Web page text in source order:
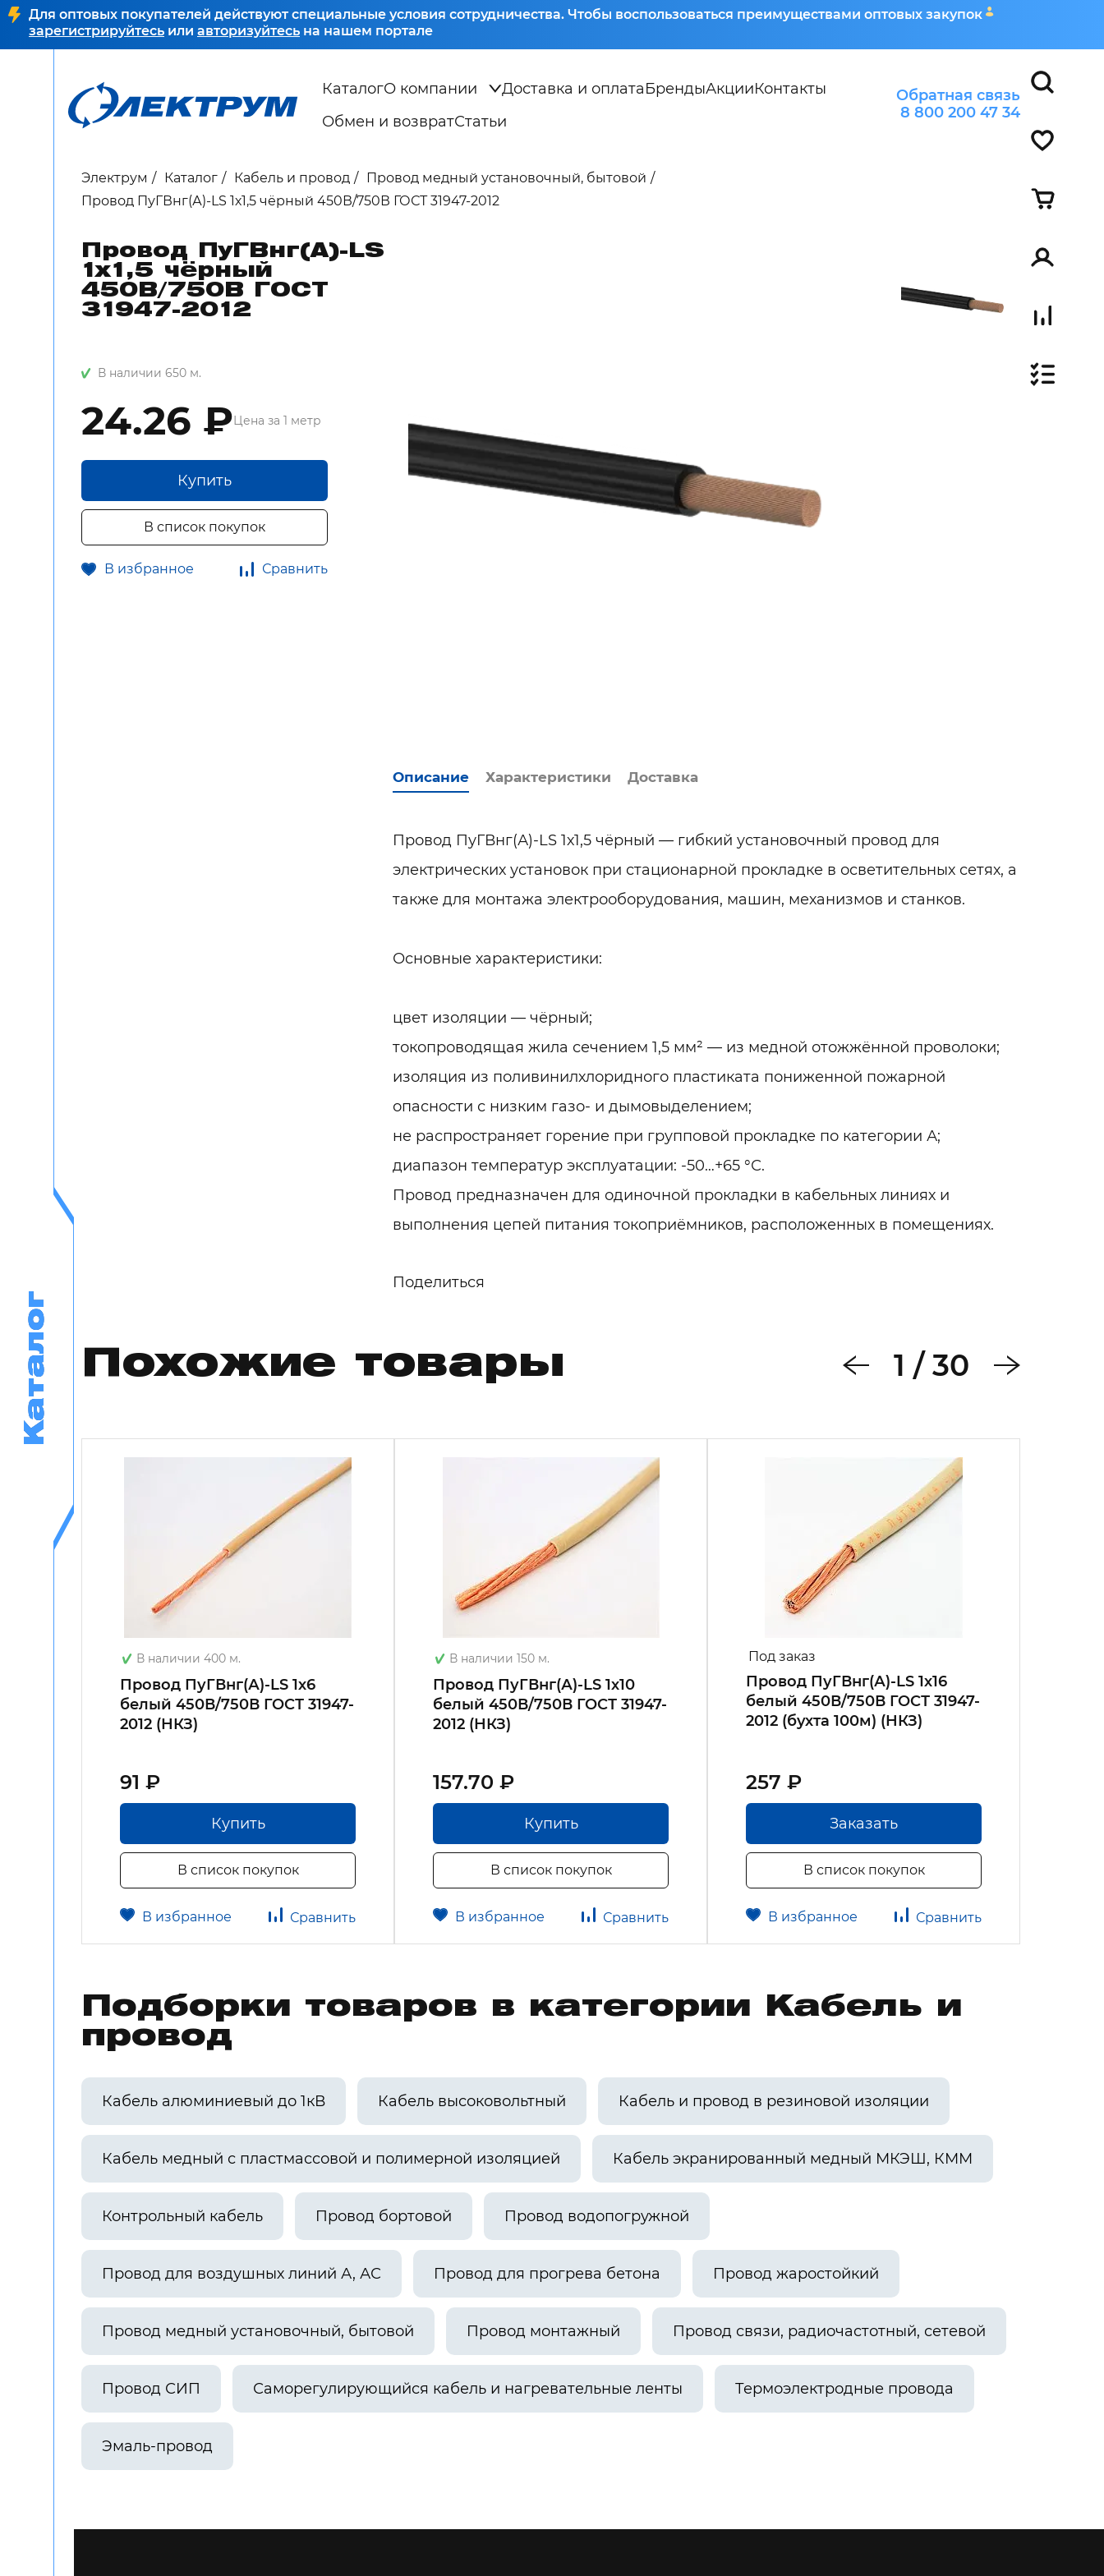
Для оптовых покупателей действуют специальные условия сотрудничества. Чтобы воспользоваться преимуществами оптовых закупок
зарегистрируйтесь или авторизуйтесь на нашем портале
КаталогО компании Доставка и оплатаБрендыАкцииКонтакты
Обмен и возвратСтатьи
Обратная связь
8 800 200 47 34
Каталог
Каталог
Электрум Каталог Кабель и провод
Провод медный установочный, бытовой
Провод ПуГВнг(А)-LS 1х1,5 чёрный 450В/750В ГОСТ 31947-2012
Провод ПуГВнг(А)-LS
1х1,5 чёрный
450В/750В ГОСТ
31947-2012
В наличии 650 м.
24.26 ₽Цена за 1 метр
Купить
В список покупок
В избранное Сравнить
Описание Характеристики Доставка
Провод ПуГВнг(А)-LS 1х1,5 чёрный — гибкий установочный провод для
электрических установок при стационарной прокладке в осветительных сетях, а
также для монтажа электрооборудования, машин, механизмов и станков.
Основные характеристики:
цвет изоляции — чёрный;
токопроводящая жила сечением 1,5 мм² — из медной отожжённой проволоки;
изоляция из поливинилхлоридного пластиката пониженной пожарной
опасности с низким газо- и дымовыделением;
не распространяет горение при групповой прокладке по категории А;
диапазон температур эксплуатации: -50…+65 °С.
Провод предназначен для одиночной прокладки в кабельных линиях и
выполнения цепей питания токоприёмников, расположенных в помещениях.
Поделиться
Похожие товары 1 / 30
В наличии 400 м.
Провод ПуГВнг(А)-LS 1х6
белый 450В/750В ГОСТ 31947-
2012 (НКЗ)
91 ₽
Купить
В список покупок
В избранное Сравнить
В наличии 150 м.
Провод ПуГВнг(А)-LS 1х10
белый 450В/750В ГОСТ 31947-
2012 (НКЗ)
157.70 ₽
Купить
В список покупок
В избранное Сравнить
Под заказ
Провод ПуГВнг(А)-LS 1х16
белый 450В/750В ГОСТ 31947-
2012 (бухта 100м) (НКЗ)
257 ₽
Заказать
В список покупок
В избранное Сравнить
Подборки товаров в категории Кабель и
провод
Кабель алюминиевый до 1кВ Кабель высоковольтный Кабель и провод в резиновой изоляции
Кабель медный с пластмассовой и полимерной изоляцией Кабель экранированный медный МКЭШ, КММ
Контрольный кабель Провод бортовой Провод водопогружной
Провод для воздушных линий А, АС Провод для прогрева бетона Провод жаростойкий
Провод медный установочный, бытовой Провод монтажный Провод связи, радиочастотный, сетевой
Провод СИП Саморегулирующийся кабель и нагревательные ленты Термоэлектродные провода
Эмаль-провод